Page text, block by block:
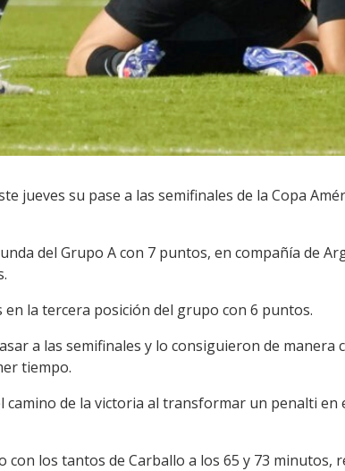
jueves su pase a las semifinales de la Copa
del Grupo A con 7 puntos, en compañía de
la tercera posición del grupo con 6 puntos.
a las semifinales y lo consiguieron de manera
tiempo.
camino de la victoria al transformar un penalti en
los tantos de Carballo a los 65 y 73 minutos,